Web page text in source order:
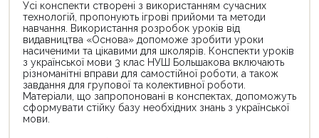
Усі конспекти створені з використанням сучасних
технологій, пропонують ігрові прийоми та методи
навчання. Використання розробок уроків від
видавництва «Основа» допоможе зробити уроки
насиченими та цікавими для школярів. Конспекти уроків
з української мови 3 клас НУШ Большакова включають
різноманітні вправи для самостійної роботи, а також
завдання для групової та колективної роботи.
Матеріали, що запропоновані в конспектах, допоможуть
сформувати стійку базу необхідних знань з української
мови.